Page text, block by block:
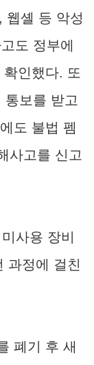
웹셸 등 악성
도 정부에
인했다. 또
보를 받고
도 불법 펨
사고를 신고
사용 장비
과정에 걸친
폐기 후 새